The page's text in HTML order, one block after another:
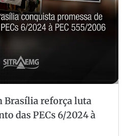
Brasília reforça luta
das PECs 6/2024 à